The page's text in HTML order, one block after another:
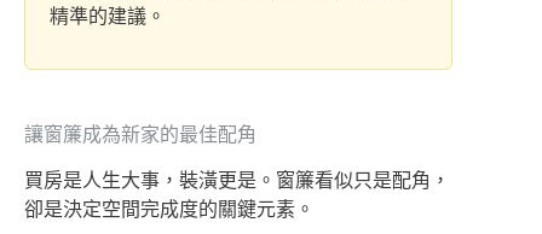
精準的建議。
讓窗簾成為新家的最佳配角
買房是人生大事，裝潢更是。窗簾看似只是配角，
卻是決定空間完成度的關鍵元素。